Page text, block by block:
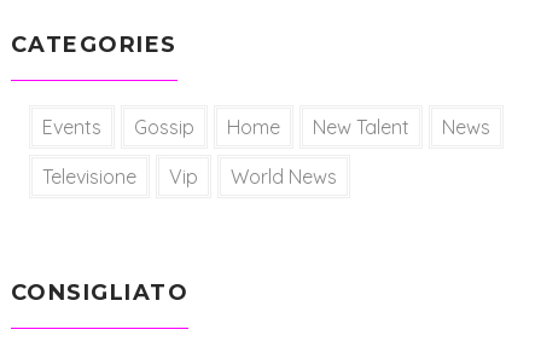
CATEGORIES
Events Gossip Home New Talent News
Televisione Vip World News
CONSIGLIATO